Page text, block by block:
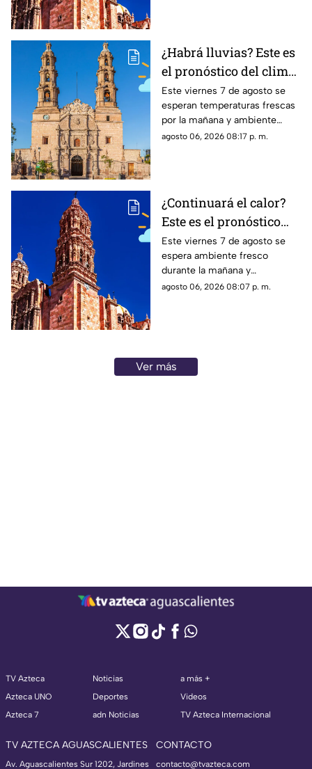
¿Habrá lluvias? Este es
el pronóstico del clima
en Aguascalientes HOY
viernes 7 de agosto
Este viernes 7 de agosto se
esperan temperaturas frescas
por la mañana y ambiente
templado a cálido por la tarde;
agosto 06, 2026 08:17 p. m.
¿Continuará el calor?
Este es el pronóstico
del clima en Zacatecas
HOY viernes 7 de
agosto
Este viernes 7 de agosto se
espera ambiente fresco
durante la mañana y
temperaturas cálidas por la
agosto 06, 2026 08:07 p. m.
Ver más
TV Azteca
Azteca UNO
Azteca 7
Noticias
Deportes
adn Noticias
a más +
Videos
TV Azteca Internacional
TV AZTECA AGUASCALIENTES
Av. Aguascalientes Sur 1202, Jardines
CONTACTO
contacto@tvazteca.com